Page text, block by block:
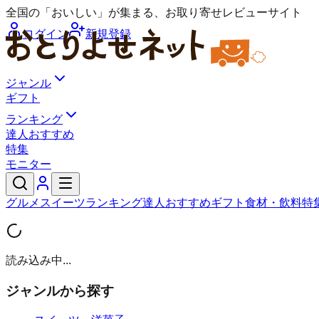
全国の「おいしい」が集まる、お取り寄せレビューサイト
ログイン
新規登録
ジャンル
ギフト
ランキング
達人おすすめ
特集
モニター
グルメ スイーツランキング達人おすすめギフト 食材・飲料特
読み込み中...
ジャンルから探す